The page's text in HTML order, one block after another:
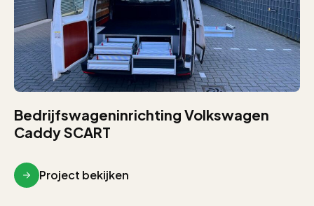
Bedrijfswageninrichting Volkswagen
Caddy SCART
Project bekijken